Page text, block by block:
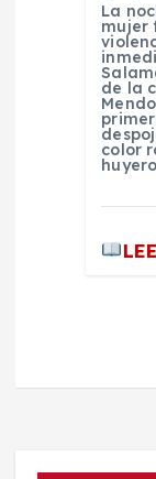
La
mujer
de la
color